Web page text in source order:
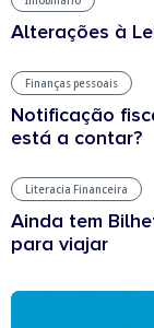
Alterações à
Finanças pessoais
Notificação
está a contar?
Literacia Financeira
Ainda tem
para viajar